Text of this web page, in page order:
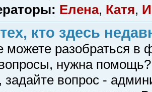
Елена, Катя,
кто здесь
можете разобраться в
нужна помощь?
задайте вопрос -